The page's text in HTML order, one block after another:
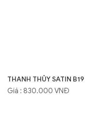
THANH THỦY SATIN B19
Giá : 830.000 VNĐ